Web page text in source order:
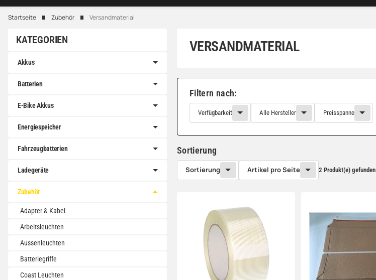
Startseite Zubehör Versandmaterial
VERSANDMATERIAL
Filtern nach:
Verfügbarkeit Alle Hersteller Preisspanne
Sortierung
Sortierung Artikel pro Seite 2 Produkt(e) gefunden
KATEGORIEN
Akkus
Batterien
E-Bike Akkus
Energiespeicher
Fahrzeugbatterien
Ladegeräte
Zubehör
Adapter & Kabel
Arbeitsleuchten
Aussenleuchten
Batteriegriffe
Coast Leuchten